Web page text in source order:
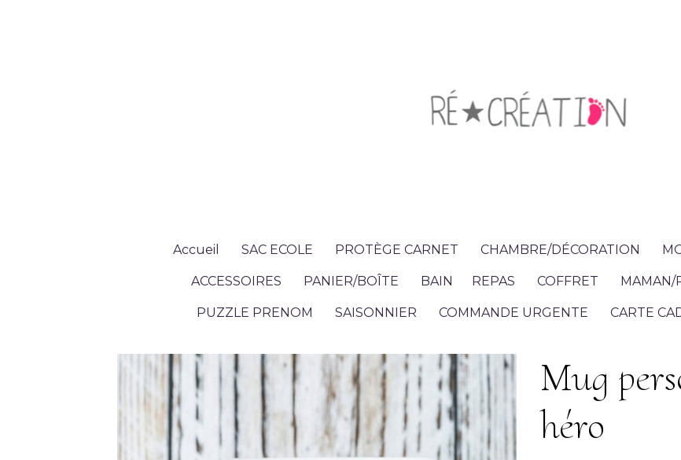
Accueil SAC ECOLE PROTÈGE CARNET CHAMBRE/DÉCORATION
ACCESSOIRES PANIER/BOÎTE BAIN REPAS COFFRET MAMAN/
PUZZLE PRENOM SAISONNIER COMMANDE URGENTE CARTE
Mug
héro